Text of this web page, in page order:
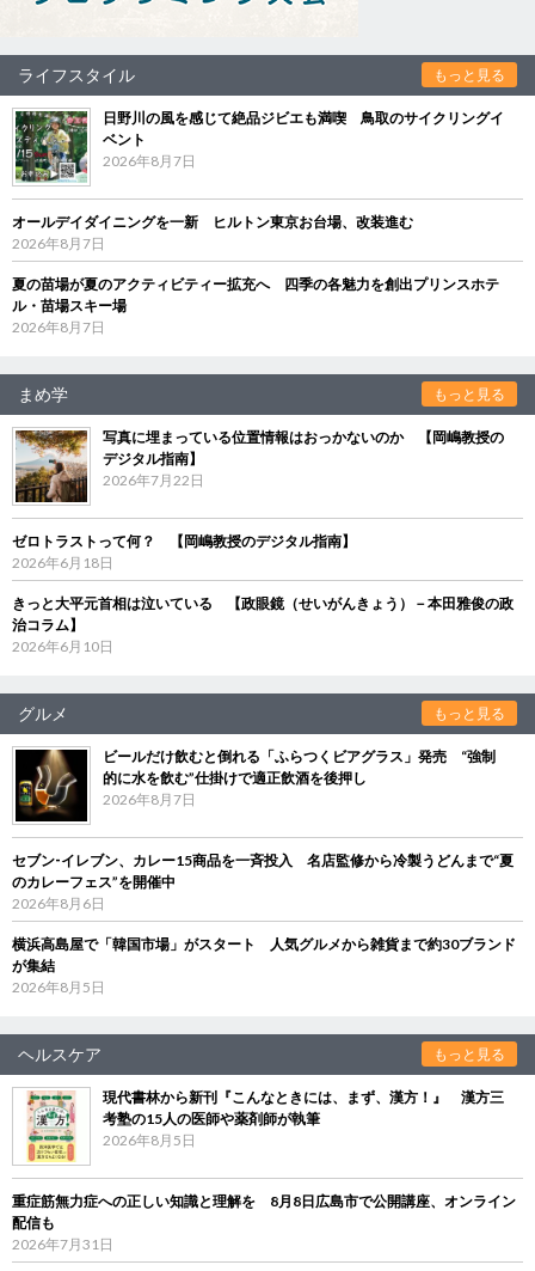
ライフスタイル もっと見る
日野川の風を感じて絶品ジビエも満喫 鳥取のサイクリングイ
ベント
2026年8月7日
オールデイダイニングを一新 ヒルトン東京お台場、改装進む
2026年8月7日
夏の苗場が夏のアクティビティー拡充へ 四季の各魅力を創出プリンスホテ
ル・苗場スキー場
2026年8月7日
まめ学 もっと見る
写真に埋まっている位置情報はおっかないのか 【岡嶋教授の
デジタル指南】
2026年7月22日
ゼロトラストって何？ 【岡嶋教授のデジタル指南】
2026年6月18日
きっと大平元首相は泣いている 【政眼鏡（せいがんきょう）－本田雅俊の政
治コラム】
2026年6月10日
グルメ もっと見る
ビールだけ飲むと倒れる「ふらつくビアグラス」発売 “強制
的に水を飲む”仕掛けで適正飲酒を後押し
2026年8月7日
セブン‐イレブン、カレー15商品を一斉投入 名店監修から冷製うどんまで“夏
のカレーフェス”を開催中
2026年8月6日
横浜高島屋で「韓国市場」がスタート 人気グルメから雑貨まで約30ブランド
が集結
2026年8月5日
ヘルスケア もっと見る
現代書林から新刊『こんなときには、まず、漢方！』 漢方三
考塾の15人の医師や薬剤師が執筆
2026年8月5日
重症筋無力症への正しい知識と理解を 8月8日広島市で公開講座、オンライン
配信も
2026年7月31日